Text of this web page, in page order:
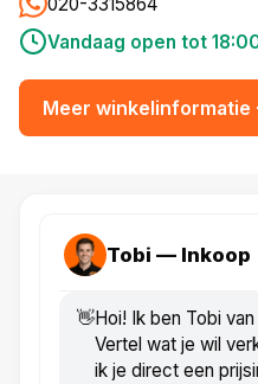
Vandaag open tot
Meer winkelinformatie
Tobi — Inkoop
👋Hoi! Ik ben Tobi
Vertel wat je wil
ik je direct een